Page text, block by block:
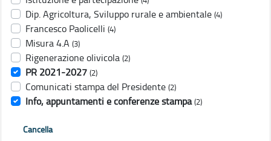
Dip. Agricoltura, Sviluppo rurale e ambientale (4)
Francesco Paolicelli (4)
Misura 4.A (3)
Rigenerazione olivicola (2)
PR 2021-2027 (2)
Comunicati stampa del Presidente (2)
Info, appuntamenti e conferenze stampa (2)
Cancella